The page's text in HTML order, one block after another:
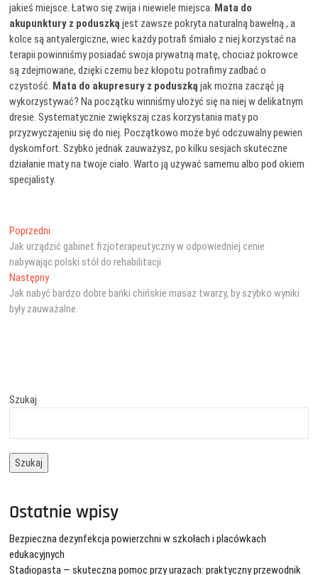
jakieś miejsce. Łatwo się zwija i niewiele miejsca. Mata do
akupunktury z poduszkąjest zawsze pokryta naturalną bawełną , a
kolce są antyalergiczne, wiec każdy potrafi śmiało z niej korzystać na
terapii powinniśmy posiadać swoja prywatną matę, chociaż pokrowce
są zdejmowane, dzięki czemu bez kłopotu potrafimy zadbać o
czystość. Mata do akupresury z poduszkąjak można zacząć ją
wykorzystywać? Na początku winniśmy ułożyć się na niej w delikatnym
dresie. Systematycznie zwiększaj czas korzystania maty po
przyzwyczajeniu się do niej. Początkowo może być odczuwalny pewien
dyskomfort. Szybko jednak zauważysz, po kilku sesjach skuteczne
działanie maty na twoje ciało. Warto ją używać samemu albo pod okiem
specjalisty.
Nawigacja
wpisu
Poprzedni
wpis:
Jak urządzić gabinet fizjoterapeutyczny w odpowiedniej cenie
nabywając polski stół do rehabilitacji
NastępnyNastępny
wpis:
Jak nabyć bardzo dobre bańki chińskie masaż twarzy, by szybko wyniki
były zauważalne.
Szukaj
Szukaj
Ostatnie wpisy
Bezpieczna dezynfekcja powierzchni w szkołach i placówkach
edukacyjnych
Stadiopasta — skuteczna pomoc przy urazach: praktyczny przewodnik